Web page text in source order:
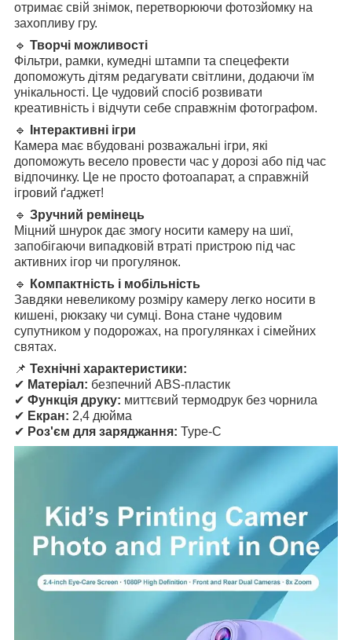
отримає свій знімок, перетворюючи фотозйомку на
захопливу гру.
🔹 Творчі можливості
Фільтри, рамки, кумедні штампи та спецефекти
допоможуть дітям редагувати світлини, додаючи їм
унікальності. Це чудовий спосіб розвивати
креативність і відчути себе справжнім фотографом.
🔹
Інтерактивні ігри
Камера має вбудовані розважальні ігри, які
допоможуть весело провести час у дорозі або під час
відпочинку. Це не просто фотоапарат, а справжній
ігровий ґаджет!
🔹 Зручний ремінець
Міцний шнурок дає змогу носити камеру на шиї,
запобігаючи випадковій втраті пристрою під час
активних ігор чи прогулянок.
🔹
Компактність і мобільність
Завдяки невеликому розміру камеру легко носити в
кишені, рюкзаку чи сумці. Вона стане чудовим
супутником у подорожах, на прогулянках і сімейних
святах.
📌 Технічні характеристики:
✔ Матеріал: безпечний ABS-пластик
✔ Функція друку: миттєвий термодрук без чорнила
✔ Екран: 2,4 дюйма
✔ Роз'єм для заряджання: Type-C